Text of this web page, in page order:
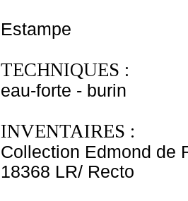
Estampe
TECHNIQUES :
eau-forte - burin
INVENTAIRES :
Collection Edmond de
18368 LR/ Recto